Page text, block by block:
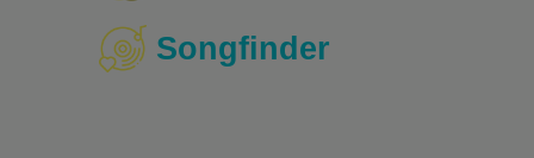
Songfinder